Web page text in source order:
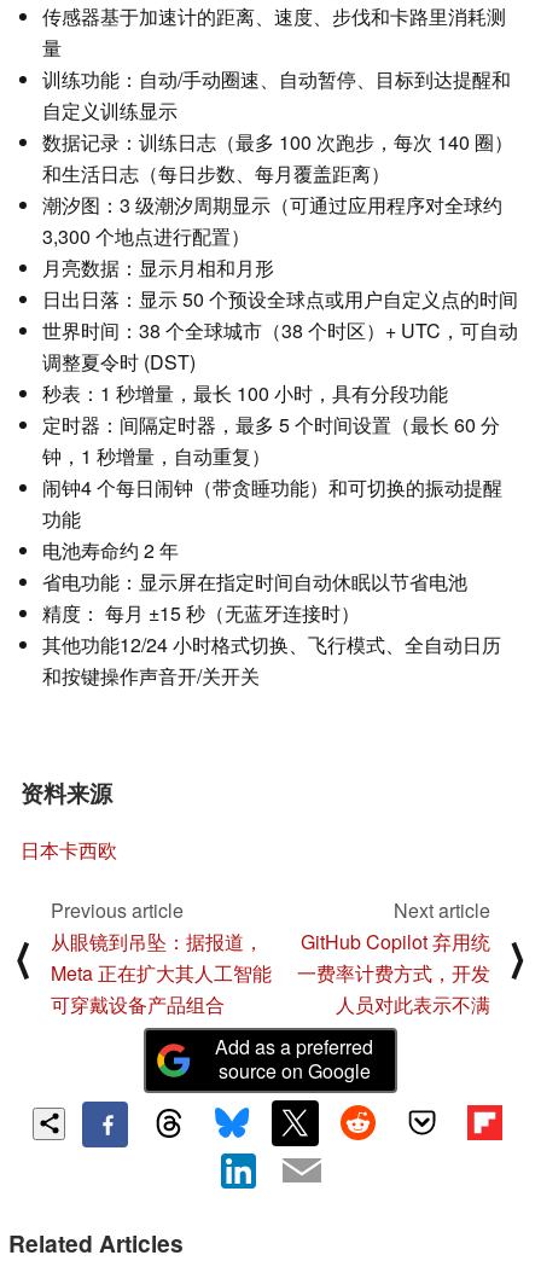
传感器基于加速计的距离、速度、步伐和卡路里消耗测
量
训练功能：自动/手动圈速、自动暂停、目标到达提醒和
自定义训练显示
数据记录：训练日志（最多 100 次跑步，每次 140 圈）
和生活日志（每日步数、每月覆盖距离）
潮汐图：3 级潮汐周期显示（可通过应用程序对全球约
3,300 个地点进行配置）
月亮数据：显示月相和月形
日出日落：显示 50 个预设全球点或用户自定义点的时间
世界时间：38 个全球城市（38 个时区）+ UTC，可自动
调整夏令时 (DST)
秒表：1 秒增量，最长 100 小时，具有分段功能
定时器：间隔定时器，最多 5 个时间设置（最长 60 分
钟，1 秒增量，自动重复）
闹钟4 个每日闹钟（带贪睡功能）和可切换的振动提醒
功能
电池寿命约 2 年
省电功能：显示屏在指定时间自动休眠以节省电池
精度： 每月 ±15 秒（无蓝牙连接时）
其他功能12/24 小时格式切换、飞行模式、全自动日历
和按键操作声音开/关开关
资料来源
日本卡西欧
⟨
Previous article
从眼镜到吊坠：据报道，
Meta 正在扩大其人工智能
可穿戴设备产品组合
Next article
GitHub Copilot 弃用统
一费率计费方式，开发
人员对此表示不满
⟩
Add as a preferred
source on Google
Related Articles